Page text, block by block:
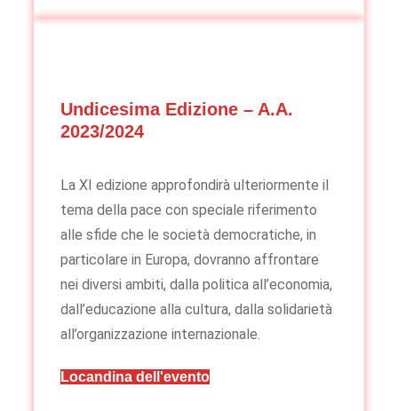
Undicesima Edizione – A.A.
2023/2024
La XI edizione approfondirà ulteriormente il
tema della pace con speciale riferimento
alle sfide che le società democratiche, in
particolare in Europa, dovranno affrontare
nei diversi ambiti, dalla politica all’economia,
dall’educazione alla cultura, dalla solidarietà
all’organizzazione internazionale.
Locandina dell'evento